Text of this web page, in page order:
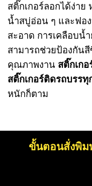
สติ๊กเกอร์ลอกได้ง่า
น้ำสบู่อ่อน ๆ และฟอ
สะอาด การเคลือบน้ำ
สามารถช่วยป้องกัน
คุณภาพงาน สติ๊กเก
สติ๊กเกอร์ติดรถบรรทุ
หนักก็ตาม
ขั้นตอนสั่งพิม